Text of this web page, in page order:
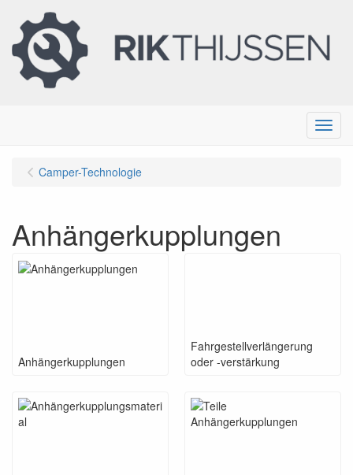
Menu
Camper-Technologie
Anhängerkupplungen
Anhängerkupplungen
Fahrgestellverlängerung
oder -verstärkung